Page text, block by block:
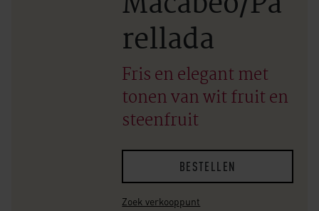
rellada
Fris en elegant met
tonen van wit fruit en
steenfruit
BESTELLEN
Zoek verkooppunt